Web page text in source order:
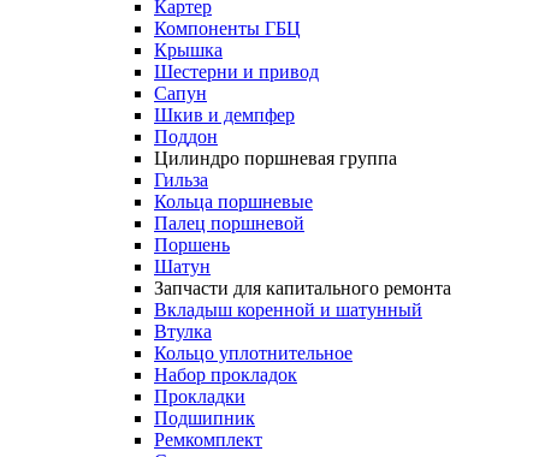
Картер
Компоненты ГБЦ
Крышка
Шестерни и привод
Сапун
Шкив и демпфер
Поддон
Цилиндро поршневая группа
Гильза
Кольца поршневые
Палец поршневой
Поршень
Шатун
Запчасти для капитального ремонта
Вкладыш коренной и шатунный
Втулка
Кольцо уплотнительное
Набор прокладок
Прокладки
Подшипник
Ремкомплект